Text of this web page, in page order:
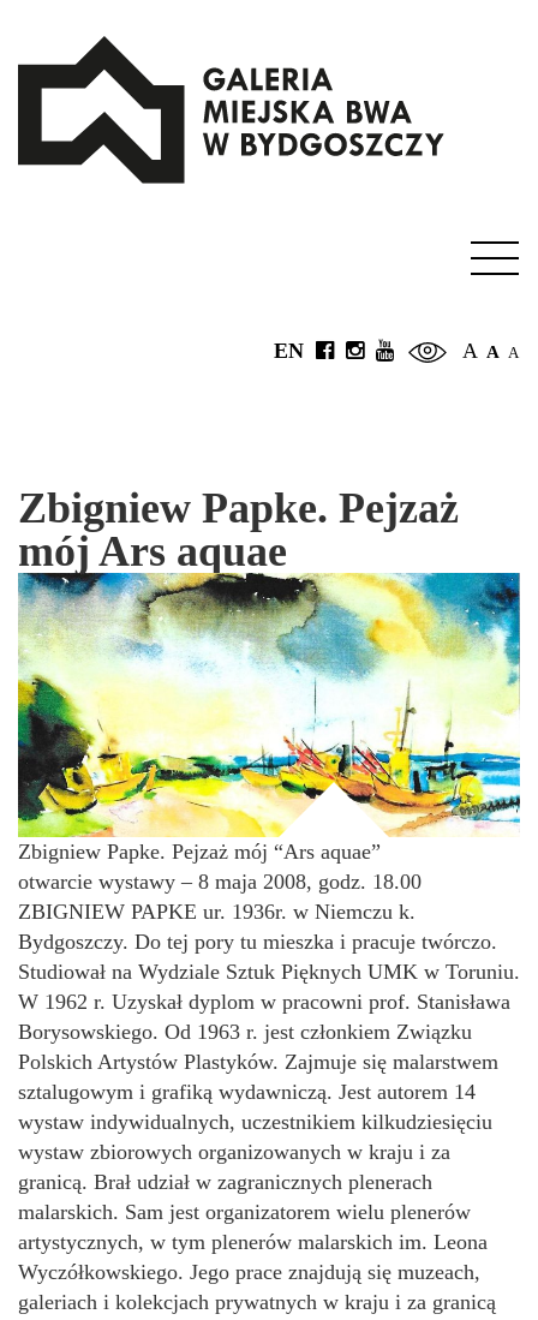
A A A
EN
Zbigniew Papke. Pejzaż
mój Ars aquae
Zbigniew Papke. Pejzaż mój “Ars aquae”
otwarcie wystawy – 8 maja 2008, godz. 18.00
ZBIGNIEW PAPKE ur. 1936r. w Niemczu k.
Bydgoszczy. Do tej pory tu mieszka i pracuje twórczo.
Studiował na Wydziale Sztuk Pięknych UMK w Toruniu.
W 1962 r. Uzyskał dyplom w pracowni prof. Stanisława
Borysowskiego. Od 1963 r. jest członkiem Związku
Polskich Artystów Plastyków. Zajmuje się malarstwem
sztalugowym i grafiką wydawniczą. Jest autorem 14
wystaw indywidualnych, uczestnikiem kilkudziesięciu
wystaw zbiorowych organizowanych w kraju i za
granicą. Brał udział w zagranicznych plenerach
malarskich. Sam jest organizatorem wielu plenerów
artystycznych, w tym plenerów malarskich im. Leona
Wyczółkowskiego. Jego prace znajdują się muzeach,
galeriach i kolekcjach prywatnych w kraju i za granicą